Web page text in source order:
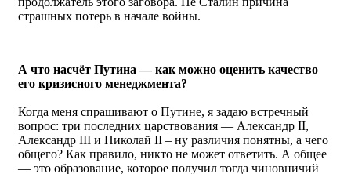
страшных потерь в начале войны.
А что насчёт Путина — как можно оценить качество
его кризисного менеджмента?
Когда меня спрашивают о Путине, я задаю встречный
вопрос: три последних царствования — Александр II,
Александр III и Николай II – ну различия понятны, а чего
общего? Как правило, никто не может ответить. А общее
— это образование, которое получил тогда чиновничий